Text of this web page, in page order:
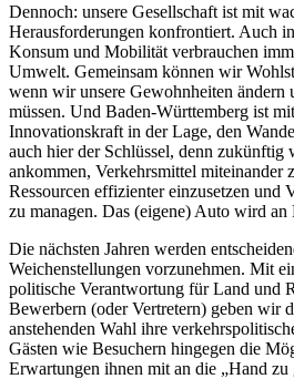
Dennoch: unsere Gesellschaft ist mit
Herausforderungen konfrontiert. Auch
Konsum und Mobilität verbrauchen
Umwelt. Gemeinsam können wir
wenn wir unsere Gewohnheiten ändern
müssen. Und Baden-Württemberg ist
Innovationskraft in der Lage, den
auch hier der Schlüssel, denn zukünftig
ankommen, Verkehrsmittel miteinander
Ressourcen effizienter einzusetzen und
zu managen. Das (eigene) Auto wird an
Die nächsten Jahren werden
Weichenstellungen vorzunehmen. Mit
politische Verantwortung für Land und
Bewerbern (oder Vertretern) geben wir
anstehenden Wahl ihre
Gästen wie Besuchern hingegen die
Erwartungen ihnen mit an die „Hand zu